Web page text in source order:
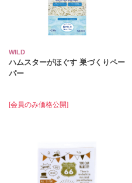
WILD
ハムスターがほぐす 巣づくりペー
パー
[会員のみ価格公開]